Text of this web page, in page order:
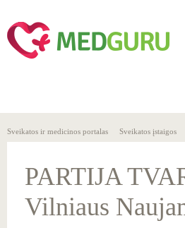
Sveikatos ir medicinos portalas Sveikatos įstaigos
PARTIJA
Vilniaus